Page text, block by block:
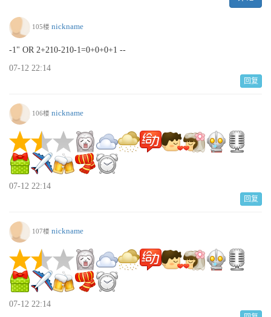
105楼 nickname
-1" OR 2+210-210-1=0+0+0+1 --
07-12 22:14
回复
106楼 nickname
07-12 22:14
回复
107楼 nickname
07-12 22:14